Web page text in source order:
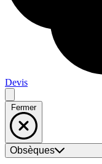
Devis
Fermer
Obsèques